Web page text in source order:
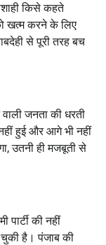
किसे कहते
खत्म करने के लिए
से पूरी तरह बच
जनता की धरती
हुई और आगे भी नहीं
,उतनी ही मजबूती से
की नहीं
चुकी है। पंजाब की